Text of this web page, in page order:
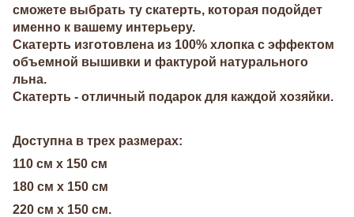
сможете выбрать ту скатерть, которая подойдет
именно к вашему интерьеру.
Скатерть изготовлена из 100% хлопка с эффектом
объемной вышивки и фактурой натурального
льна.
Скатерть - отличный подарок для каждой хозяйки.
Доступна в трех размерах:
110 см х 150 см
180 см х 150 см
220 см х 150 см.